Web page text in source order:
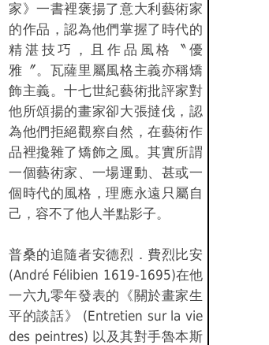
家》一書裡褒揚了意大利藝術家
的作品，認為他們掌握了時代的
精湛技巧，且作品風格〝優
雅〞。瓦薩里屬風格主義亦稱矯
飾主義。十七世紀藝術批評家對
他所頌揚的畫家卻大張撻伐，認
為他們拒絕觀察自然，在藝術作
品裡攙雜了矯飾之風。其實所謂
一個藝術家、一場運動、甚或一
個時代的風格，理應永遠只屬自
己，容不了他人半點影子。
普桑的追隨者安德烈．費烈比安
(André Félibien 1619-1695)在他
一六九零年發表的《關於畫家生
平的談話》 (Entretien sur la vie
des peintres) 以及其對手魯本斯